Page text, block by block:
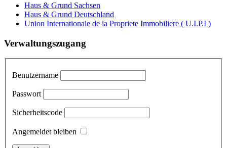
Haus & Grund Sachsen
Haus & Grund Deutschland
Union Internationale de la Propriete Immobiliere ( U.I.P.I )
Verwaltungszugang
Benutzername
Passwort
Sicherheitscode
Angemeldet bleiben